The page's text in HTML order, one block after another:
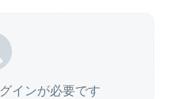
インが必要です